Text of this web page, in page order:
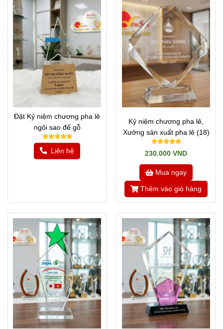
Hoặc quay về Trang chủ
Đặt Kỷ niệm chương pha lê
ngôi sao đế gỗ
Liên hệ
Kỷ niệm chương pha lê,
Xưởng sản xuất pha lê (18)
230.000 VND
Mua ngay
Thêm vào giỏ hàng